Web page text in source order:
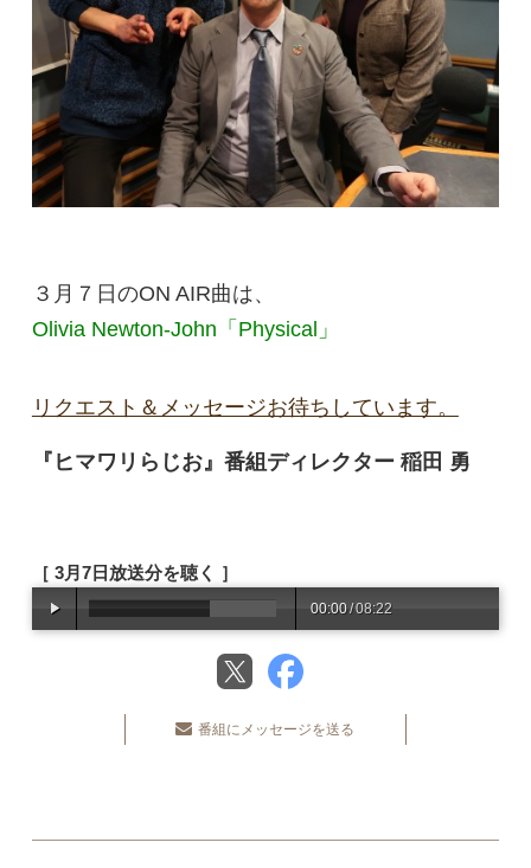
３月７日のON AIR曲は、
Olivia Newton-John「Physical」
リクエスト＆メッセージお待ちしています。
『ヒマワリらじお』番組ディレクター 稲田 勇
［ 3月7日放送分を聴く ］
00:00/08:22
番組にメッセージを送る